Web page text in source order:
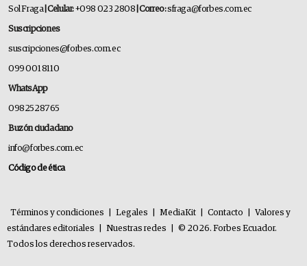
Sol Fraga| Celular:+098 023 2808 | Correo:sfraga@forbes.com.ec
Suscripciones
suscripciones@forbes.com.ec
099 001 8110
WhatsApp
0982528765
Buzón ciudadano
info@forbes.com.ec
Código de ética
Términos y condiciones Legales MediaKit Contacto
Valores y
estándares editoriales
Nuestras redes
© 2026. Forbes Ecuador.
Todos los derechos reservados.